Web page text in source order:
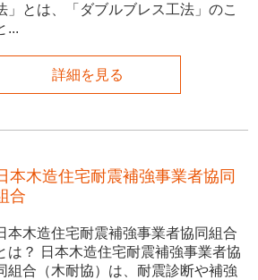
」とは、「ダブルブレス工法」のこ
...
詳細を見る
本木造住宅耐震補強事業者協同
合
本木造住宅耐震補強事業者協同組合
は？ 日本木造住宅耐震補強事業者協
組合（木耐協）は、耐震診断や補強